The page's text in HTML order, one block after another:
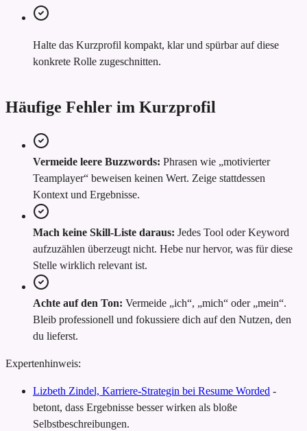
Halte das Kurzprofil kompakt, klar und spürbar auf diese
konkrete Rolle zugeschnitten.
Häufige Fehler im Kurzprofil
Vermeide leere Buzzwords: Phrasen wie „motivierter
Teamplayer“ beweisen keinen Wert. Zeige stattdessen
Kontext und Ergebnisse.
Mach keine Skill-Liste daraus: Jedes Tool oder Keyword
aufzuzählen überzeugt nicht. Hebe nur hervor, was für diese
Stelle wirklich relevant ist.
Achte auf den Ton: Vermeide „ich“, „mich“ oder „mein“.
Bleib professionell und fokussiere dich auf den Nutzen, den
du lieferst.
Expertenhinweis:
Lizbeth Zindel, Karriere-Strategin bei Resume Worded -
betont, dass Ergebnisse besser wirken als bloße
Selbstbeschreibungen.